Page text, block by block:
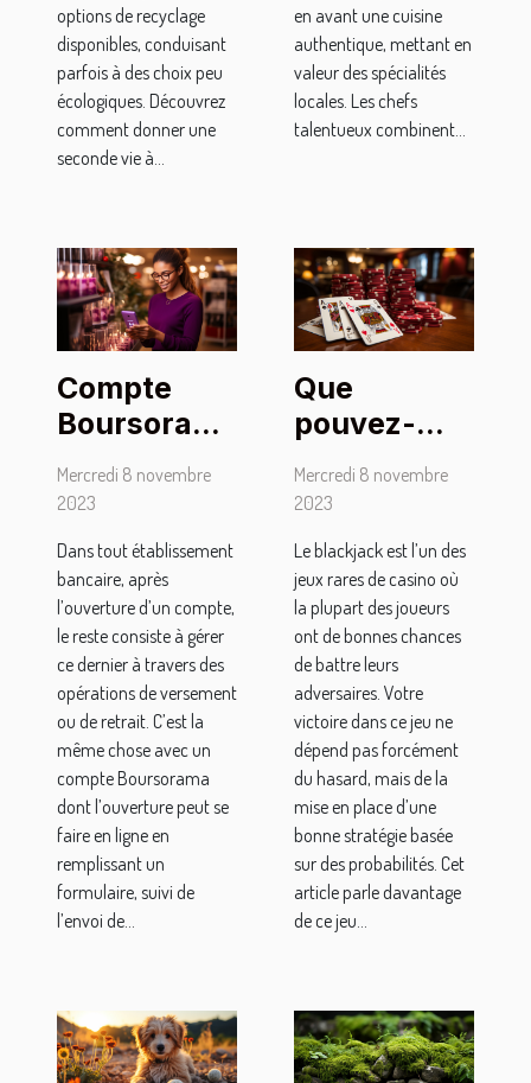
options de recyclage
disponibles, conduisant
parfois à des choix peu
écologiques. Découvrez
comment donner une
seconde vie à...
en avant une cuisine
authentique, mettant en
valeur des spécialités
locales. Les chefs
talentueux combinent...
Compte
Boursorama
Banque :
comment
premier
versement ?
Mercredi 8 novembre
2023
Dans tout établissement
bancaire, après
l’ouverture d’un compte,
le reste consiste à gérer
ce dernier à travers des
opérations de versement
ou de retrait. C’est la
même chose avec un
compte Boursorama
dont l’ouverture peut se
faire en ligne en
remplissant un
formulaire, suivi de
l’envoi de...
Que
pouvez-
vous retenir
du
Mercredi 8 novembre
2023
Le blackjack est l’un des
jeux rares de casino où
la plupart des joueurs
ont de bonnes chances
de battre leurs
adversaires. Votre
victoire dans ce jeu ne
dépend pas forcément
du hasard, mais de la
mise en place d’une
bonne stratégie basée
sur des probabilités. Cet
article parle davantage
de ce jeu...